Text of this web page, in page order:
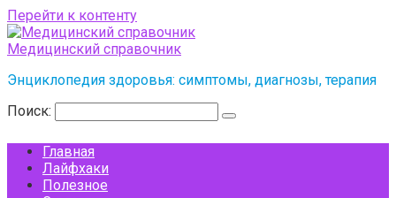
Перейти к контенту
Медицинский справочник
Энциклопедия здоровья: симптомы, диагнозы, терапия
Поиск:
Главная
Лайфхаки
Полезное